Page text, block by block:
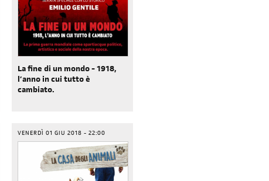
iscriviti
alla newsletter
La fine di un mondo - 1918,
l’anno in cui tutto è
cambiato.
VENERDÌ 01 GIU 2018 - 22:00